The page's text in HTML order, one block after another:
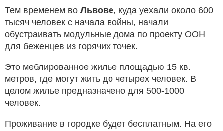
Тем временем во Львове, куда уехали около 600
тысяч человек с начала войны, начали
обустраивать модульные дома по проекту ООН
для беженцев из горячих точек.
Это меблированное жилье площадью 15 кв.
метров, где могут жить до четырех человек. В
целом жилье предназначено для 500-1000
человек.
Проживание в городке будет бесплатным. На его